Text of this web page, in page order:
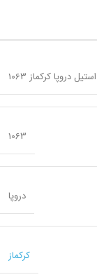
1063
دروپا
کرکماز